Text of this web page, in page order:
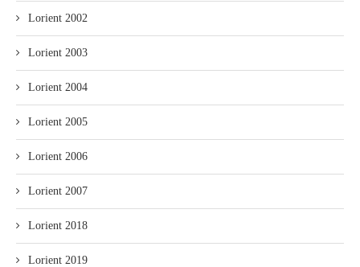
Lorient 2002
Lorient 2003
Lorient 2004
Lorient 2005
Lorient 2006
Lorient 2007
Lorient 2018
Lorient 2019